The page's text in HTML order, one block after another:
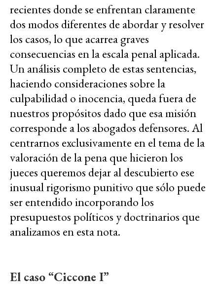
recientes donde se enfrentan claramente
dos modos diferentes de abordar y resolver
los casos, lo que acarrea graves
consecuencias en la escala penal aplicada.
Un análisis completo de estas sentencias,
haciendo consideraciones sobre la
culpabilidad o inocencia, queda fuera de
nuestros propósitos dado que esa misión
corresponde a los abogados defensores. Al
centrarnos exclusivamente en el tema de la
valoración de la pena que hicieron los
jueces queremos dejar al descubierto ese
inusual rigorismo punitivo que sólo puede
ser entendido incorporando los
presupuestos políticos y doctrinarios que
analizamos en esta nota.
El caso “Ciccone I”